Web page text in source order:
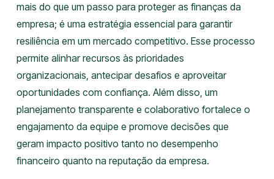
mais do que um passo para proteger as finanças da
empresa; é uma estratégia essencial para garantir
resiliência em um mercado competitivo. Esse processo
permite alinhar recursos às prioridades
organizacionais, antecipar desafios e aproveitar
oportunidades com confiança. Além disso, um
planejamento transparente e colaborativo fortalece o
engajamento da equipe e promove decisões que
geram impacto positivo tanto no desempenho
financeiro quanto na reputação da empresa.